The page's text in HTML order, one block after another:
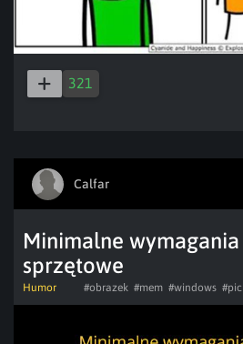
321
Calfar
Minimalne wymagania
sprzętowe
Humor #obrazek #mem #windows #pic